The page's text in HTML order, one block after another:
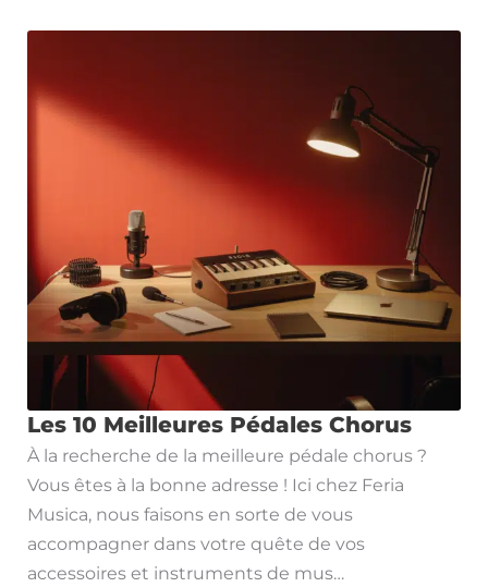
Les 10 Meilleures Pédales Chorus
À la recherche de la meilleure pédale chorus ?
Vous êtes à la bonne adresse ! Ici chez Feria
Musica, nous faisons en sorte de vous
accompagner dans votre quête de vos
accessoires et instruments de mus…